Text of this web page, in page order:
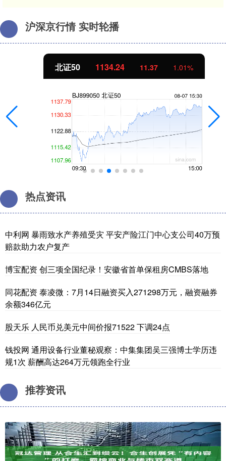
沪深京行情 实时轮播
北证50 1134.24 11.37 1.01%
热点资讯
中利网 暴雨致水产养殖受灾 平安产险江门中心支公司40万预
赔款助力农户复产
博宝配资 创三项全国纪录！安徽省首单保租房CMBS落地
同花配资 泰凌微：7月14日融资买入271298万元，融资融券
余额346亿元
股天乐 人民币兑美元中间价报71522 下调24点
钱投网 通用设备行业董秘观察：中集集团吴三强博士学历违
规1次 薪酬高达264万元领跑全行业
推荐资讯